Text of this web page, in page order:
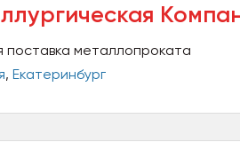
поставка металлопроката
, Екатеринбург